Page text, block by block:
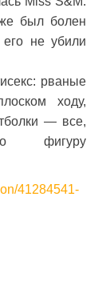
был болен
не убили
рваные
ходу,
— все,
фигуру
41284541-